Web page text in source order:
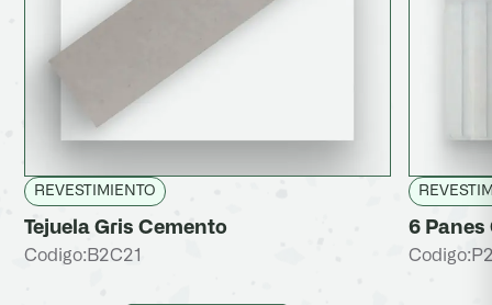
REVESTIMIENTO
Tejuela Gris Cemento
Codigo: B2C21
6 Panes
Codigo: